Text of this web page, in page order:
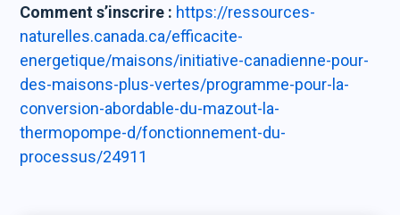
Comment s’inscrire : https://ressources-
naturelles.canada.ca/efficacite-
energetique/maisons/initiative-canadienne-pour-
des-maisons-plus-vertes/programme-pour-la-
conversion-abordable-du-mazout-la-
thermopompe-d/fonctionnement-du-
processus/24911